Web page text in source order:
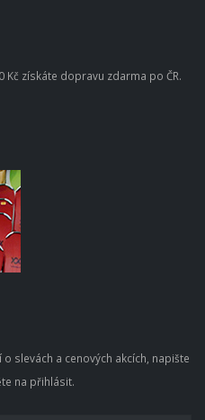
získáte dopravu zdarma po ČR.
slevách a cenových akcích, napište
na přihlásit.